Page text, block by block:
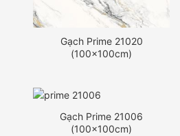
Gạch Prime 21020
(100x100cm)
Gạch Prime 21006
(100x100cm)